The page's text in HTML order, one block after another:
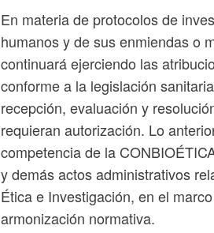
En materia de protocolos de
humanos y de sus enmiendas o
continuará ejerciendo las
conforme a la legislación
recepción, evaluación y
requieran autorización. Lo
competencia de la
y demás actos administrativos
Ética e Investigación, en el
armonización normativa.